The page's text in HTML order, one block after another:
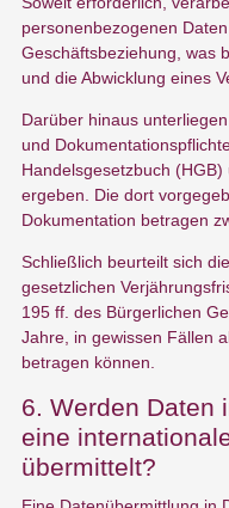
personenbezogenen
Geschäftsbeziehung, was
und die Abwicklung eines
Darüber hinaus
und
Handelsgesetzbuch
ergeben. Die dort
Dokumentation betragen
Schließlich beurteilt sich
gesetzlichen
195 ff. des Bürgerlichen
Jahre, in gewissen Fällen
betragen können.
6. Werden Daten
eine
übermittelt?